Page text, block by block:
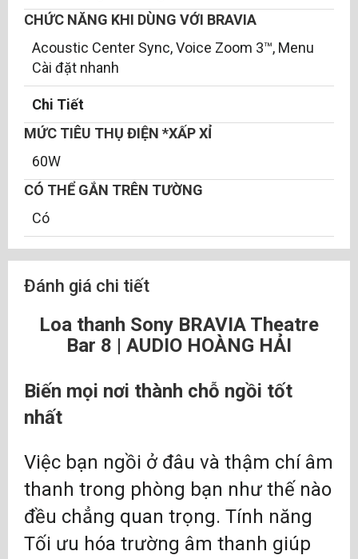
CHỨC NĂNG KHI DÙNG VỚI BRAVIA
Acoustic Center Sync, Voice Zoom 3™, Menu
Cài đặt nhanh
Chi Tiết
MỨC TIÊU THỤ ĐIỆN *XẤP XỈ
60W
CÓ THỂ GẮN TRÊN TƯỜNG
Có
Đánh giá chi tiết
Loa thanh Sony BRAVIA Theatre
Bar 8 | AUDIO HOÀNG HẢI
Biến mọi nơi thành chỗ ngồi tốt
nhất
Việc bạn ngồi ở đâu và thậm chí âm
thanh trong phòng bạn như thế nào
đều chẳng quan trọng. Tính năng
Tối ưu hóa trường âm thanh giúp